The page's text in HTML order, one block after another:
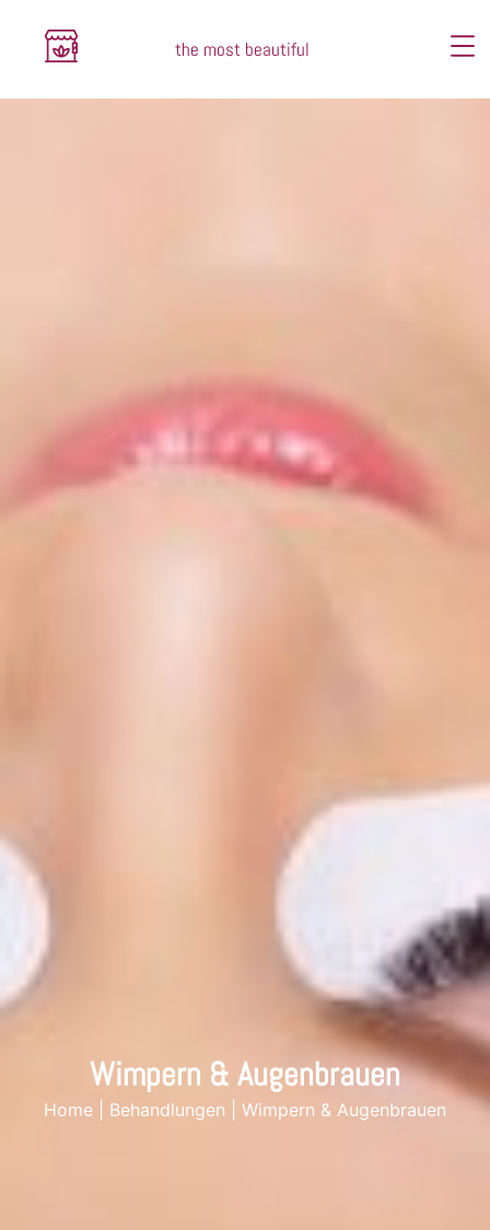
the most beautiful
Wimpern & Augenbrauen
Home ‌Behandlungen Wimpern & Augenbrauen